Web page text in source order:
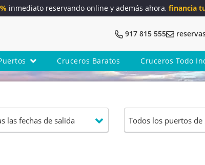
inmediato reservando online y además ahora, financia
917 815 555
Cruceros Baratos Cruceros Todo